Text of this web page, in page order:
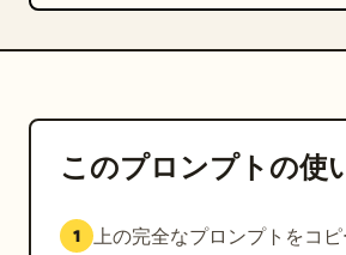
このプロンプトの使
1 上の完全なプロンプトをコピ